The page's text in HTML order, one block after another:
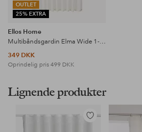
OUTLET
25% EXTRA
Ellos Home
Multibåndsgardin Elma Wide 1-pak
349 DKK
Oprindelig pris 499 DKK
Lignende produkter
Tilføj